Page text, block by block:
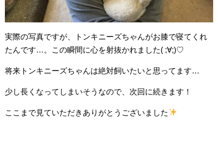
実際の写真ですが、トンキニーズちゃんがお膝で寝てくれ
たんです…。この瞬間に心を射抜かれました( ;∀;)♡
将来トンキニーズちゃんは絶対飼いたいと思ってます…
少し長くなってしまいそうなので、次回に続きます！
ここまで見ていただきありがとうございました